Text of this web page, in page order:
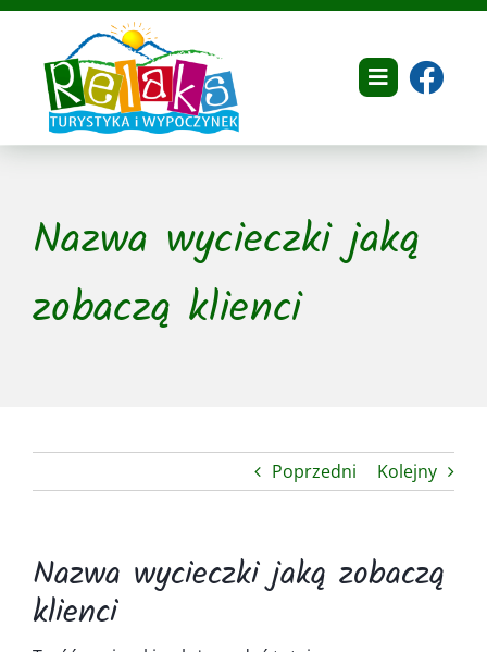
Przejdź
zawartości
Toggle
O nas
Oferta
Kontakt
Nazwa wycieczki jaką
zobaczą klienci
Poprzedni Kolejny
Nazwa wycieczki jaką zobaczą
klienci